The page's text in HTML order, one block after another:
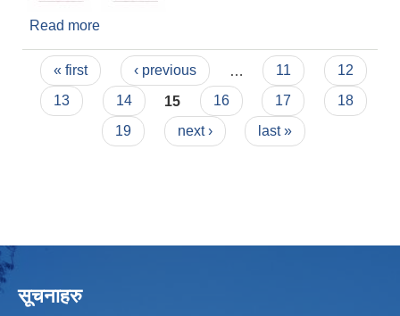
Read more
Pages
« first ‹ previous 11
12
13
14 15 16 17
18
19
next › last »
सूचनाहरु